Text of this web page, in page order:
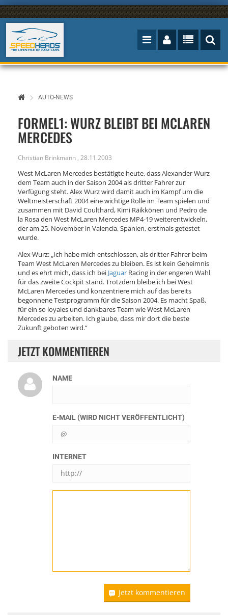
AUTO-NEWS
FORMEL1: WURZ BLEIBT BEI MCLAREN
MERCEDES
Christian Brinkmann , 28.11.2003
West McLaren Mercedes bestätigte heute, dass Alexander Wurz
dem Team auch in der Saison 2004 als dritter Fahrer zur
Verfügung steht. Alex Wurz wird damit auch im Kampf um die
Weltmeisterschaft 2004 eine wichtige Rolle im Team spielen und
zusammen mit David Coulthard, Kimi Räikkönen und Pedro de
la Rosa den West McLaren Mercedes MP4-19 weiterentwickeln,
der am 25. November in Valencia, Spanien, erstmals getestet
wurde.
Alex Wurz: „Ich habe mich entschlossen, als dritter Fahrer beim
Team West McLaren Mercedes zu bleiben. Es ist kein Geheimnis
und es ehrt mich, dass ich bei Jaguar Racing in der engeren Wahl
für das zweite Cockpit stand. Trotzdem bleibe ich bei West
McLaren Mercedes und konzentriere mich auf das bereits
begonnene Testprogramm für die Saison 2004. Es macht Spaß,
für ein so loyales und dankbares Team wie West McLaren
Mercedes zu arbeiten. Ich glaube, dass mir dort die beste
Zukunft geboten wird.“
JETZT KOMMENTIEREN
NAME
E-MAIL (WIRD NICHT VERÖFFENTLICHT)
INTERNET
Jetzt kommentieren